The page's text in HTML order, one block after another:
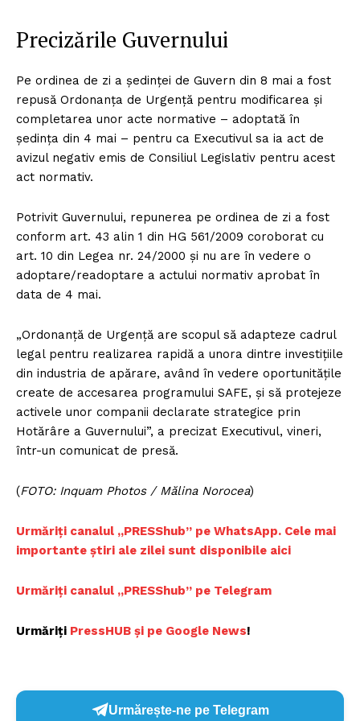
Precizările Guvernului
Pe ordinea de zi a ședinței de Guvern din 8 mai a fost
repusă Ordonanța de Urgență pentru modificarea și
completarea unor acte normative – adoptată în
ședința din 4 mai – pentru ca Executivul sa ia act de
avizul negativ emis de Consiliul Legislativ pentru acest
act normativ.
Potrivit Guvernului, repunerea pe ordinea de zi a fost
conform art. 43 alin 1 din HG 561/2009 coroborat cu
art. 10 din Legea nr. 24/2000 și nu are în vedere o
adoptare/readoptare a actului normativ aprobat în
data de 4 mai.
„Ordonanță de Urgență are scopul să adapteze cadrul
legal pentru realizarea rapidă a unora dintre investițiile
din industria de apărare, având în vedere oportunitățile
create de accesarea programului SAFE, și să protejeze
activele unor companii declarate strategice prin
Hotărâre a Guvernului”, a precizat Executivul, vineri,
într-un comunicat de presă.
(FOTO: Inquam Photos / Mălina Norocea)
Urmăriți canalul „PRESShub” pe WhatsApp. Cele mai
importante știri ale zilei sunt disponibile aici
Urmăriți canalul „PRESShub” pe Telegram
Urmăriți PressHUB și pe Google News!
Urmărește-ne pe Telegram